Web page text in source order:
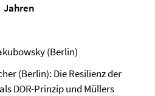
Jahren
(Berlin)
(Berlin): Die Resilienz der
DDR-Prinzip und Müllers